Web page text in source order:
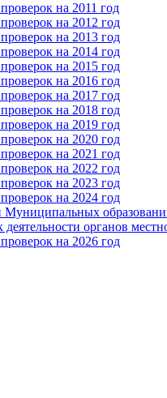
на 2011 год
на 2012 год
на 2013 год
на 2014 год
на 2015 год
на 2016 год
на 2017 год
на 2018 год
на 2019 год
на 2020 год
на 2021 год
на 2022 год
на 2023 год
на 2024 год
органов
на 2026 год